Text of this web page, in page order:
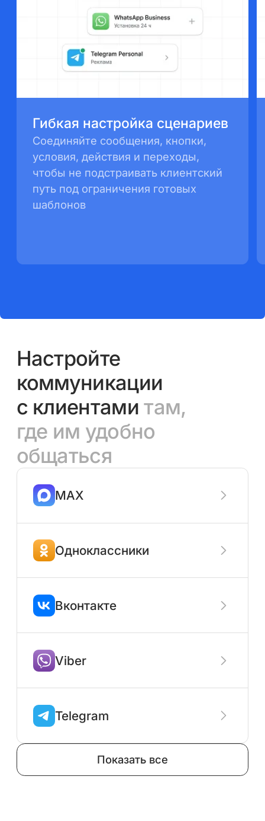
Гибкая настройка сценариев
Соединяйте сообщения, кнопки,
условия, действия и переходы,
чтобы не подстраивать клиентский
путь под ограничения готовых
шаблонов
Настройте
коммуникации
с клиентами там,
где им удобно
общаться
MAX
Одноклассники
Вконтакте
Viber
Telegram
Показать все